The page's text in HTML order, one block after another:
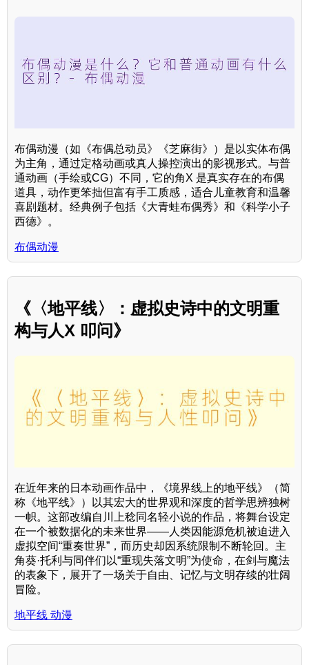
布偶动漫（如《布偶总动员》《芝麻街》）是以实体布偶
为主角，通过定格动画或真人操控演出的影视形式。与普
通动画（手绘或CG）不同，它的角X 是真实存在的布偶
道具，动作更笨拙但富有手工质感，适合儿童教育和温馨
喜剧题材。经典例子包括《大青蛙布偶秀》和《科学小子
西德》。
布偶动漫
《〈地平线〉：虚拟史诗中的文明重
构与人X 叩问》
在近年来的日本动画作品中，《境界线上的地平线》（简
称《地平线》）以其宏大的世界观和深度的哲学思辨独树
一帜。这部改编自川上稔同名轻小说的作品，将舞台设定
在一个被数据化的未来世界——人类因能源危机被迫进入
虚拟空间“重奏世界”，而历史却因系统限制不断轮回。主
角葵·托利与同伴们以“重现失落文明”为使命，在剑与魔法
的表象下，展开了一场关于自由、记忆与文明存续的壮阔
冒险。
地平线 动漫